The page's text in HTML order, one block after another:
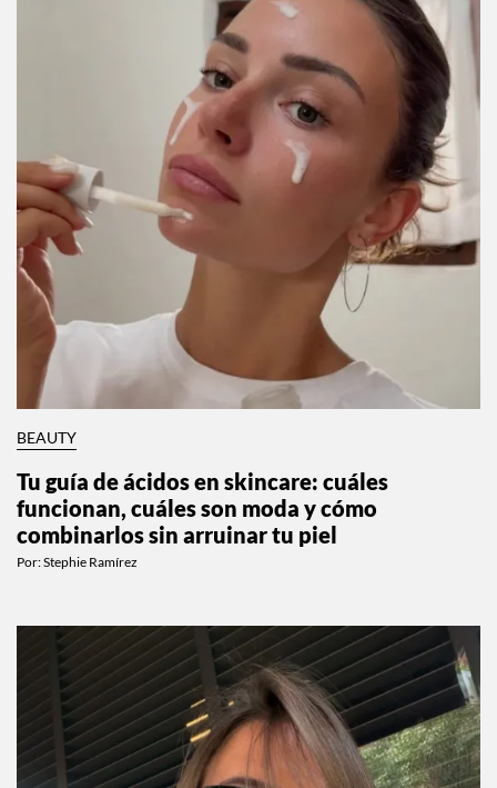
BEAUTY
Tu guía de ácidos en skincare: cuáles
funcionan, cuáles son moda y cómo
combinarlos sin arruinar tu piel
Por:Stephie Ramírez